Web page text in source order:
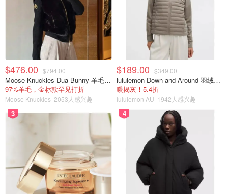
$476.00 $794.00
Moose Knuckles Dua Bunny 羊毛混纺针织夹克
97%羊毛，金标款罕见打折
Moose Knuckles 2053人感兴趣
$189.00 $349.00
lululemon Down and Around 羽绒夹克
暖揭灰！5.4折
lululemon AU 1942人感兴趣
3 4